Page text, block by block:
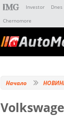
Investor Dnes
Chernomore
Начало